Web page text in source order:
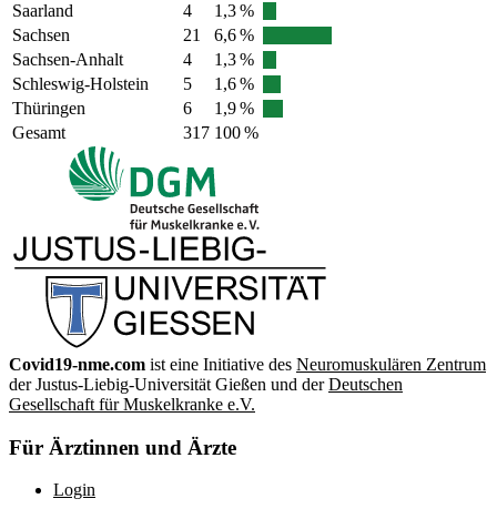
Saarland
4
1,3 %
Sachsen
21
6,6 %
Sachsen-Anhalt
4
1,3 %
Schleswig-Holstein
5
1,6 %
Thüringen
6
1,9 %
Gesamt
317 100 %
Covid19-nme.com ist eine Initiative des Neuromuskulären Zentrum
der Justus-Liebig-Universität Gießen und derDeutschen
Gesellschaft für Muskelkranke e.V.
Für Ärztinnen und Ärzte
Login